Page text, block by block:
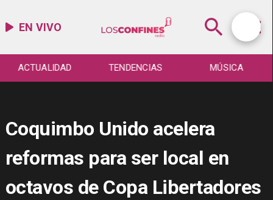
EN VIVO
ACTUALIDAD TENDENCIAS MÚSICA
Coquimbo Unido acelera
reformas para ser local en
octavos de Copa Libertadores